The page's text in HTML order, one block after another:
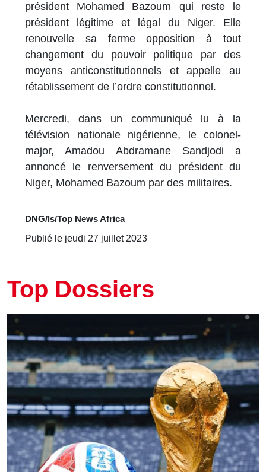
président Mohamed Bazoum qui reste le
président légitime et légal du Niger. Elle
renouvelle sa ferme opposition à tout
changement du pouvoir politique par des
moyens anticonstitutionnels et appelle au
rétablissement de l’ordre constitutionnel.
Mercredi, dans un communiqué lu à la
télévision nationale nigérienne, le colonel-
major, Amadou Abdramane Sandjodi a
annoncé le renversement du président du
Niger, Mohamed Bazoum par des militaires.
DNG/ls/Top News Africa
Publié le jeudi 27 juillet 2023
Top Dossiers